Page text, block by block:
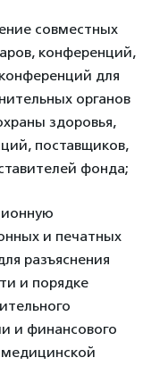
совместных
конференций,
для
органов
здоровья,
поставщиков,
фонда;
и печатных
разъяснения
и порядке
и финансового
медицинской